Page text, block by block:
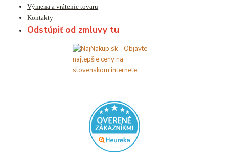
Výmena a vrátenie tovaru
Kontakty
Odstúpiť od zmluvy tu